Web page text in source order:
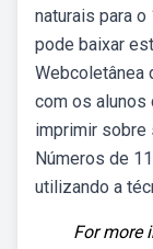
naturais para o
pode baixar
Webcoletânea
com os alunos
imprimir sobre
Números de
utilizando a
For more